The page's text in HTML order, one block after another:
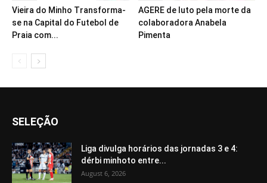
Vieira do Minho Transforma-
se na Capital do Futebol de
Praia com...
AGERE de luto pela morte da
colaboradora Anabela
Pimenta
SELEÇÃO
Liga divulga horários das jornadas 3 e 4:
dérbi minhoto entre...
August 6, 2026